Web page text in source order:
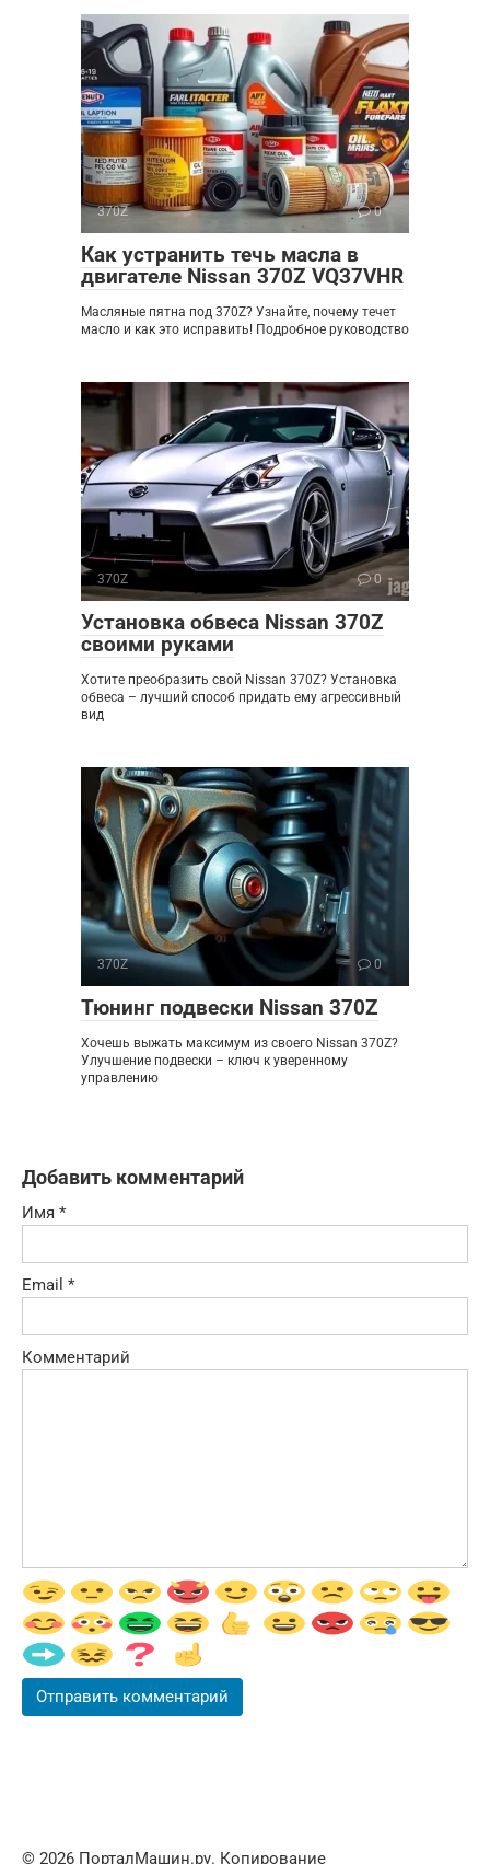
370Z 0
Как устранить течь масла в
двигателе Nissan 370Z VQ37VHR
Масляные пятна под 370Z? Узнайте, почему течет
масло и как это исправить! Подробное руководство
370Z 0
Установка обвеса Nissan 370Z
своими руками
Хотите преобразить свой Nissan 370Z? Установка
обвеса – лучший способ придать ему агрессивный
вид
370Z 0
Тюнинг подвески Nissan 370Z
Хочешь выжать максимум из своего Nissan 370Z?
Улучшение подвески – ключ к уверенному
управлению
Добавить комментарий
Имя *
Email *
Комментарий
© 2026 ПорталМашин.ру. Копирование